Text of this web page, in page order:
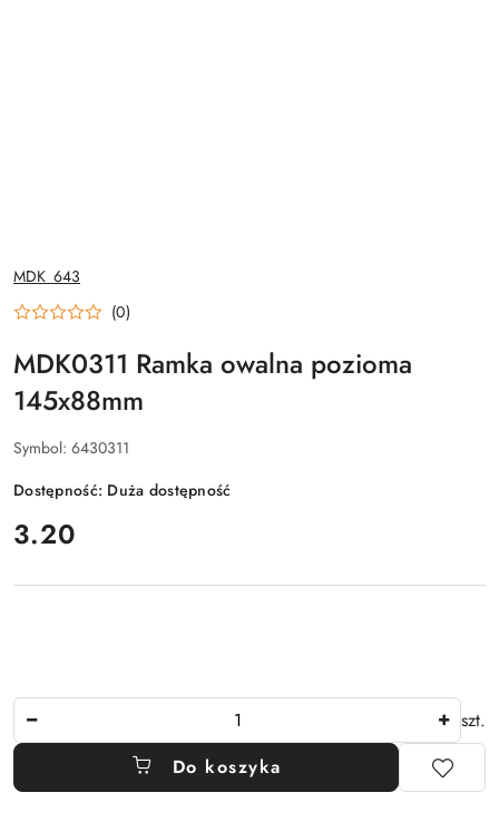
NAZWA
PRODUCENTA:
MDK_643
(0)
MDK0311 Ramka owalna pozioma
145x88mm
Symbol: 6430311
Dostępność: Duża dostępność
cena:
3.20
szt.
Do koszyka